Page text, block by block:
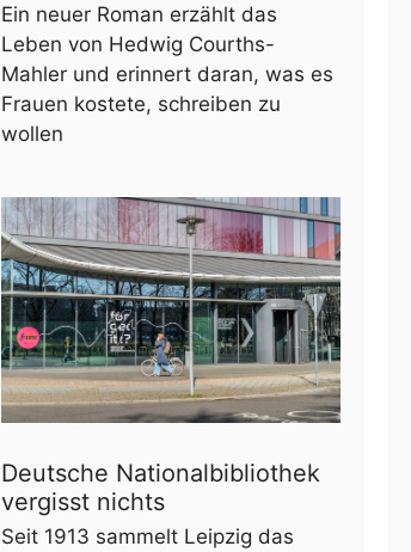
Ein neuer Roman erzählt das
Leben von Hedwig Courths-
Mahler und erinnert daran, was es
Frauen kostete, schreiben zu
wollen
Deutsche Nationalbibliothek
vergisst nichts
Seit 1913 sammelt Leipzig das